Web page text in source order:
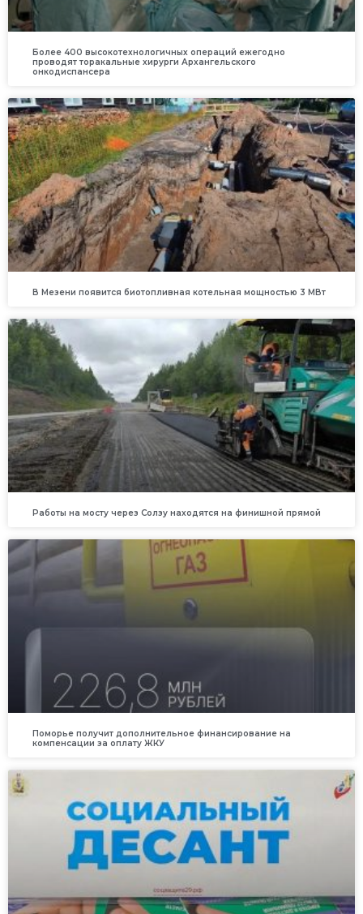
Более 400 высокотехнологичных операций ежегодно
проводят торакальные хирурги Архангельского
онкодиспансера
В Мезени появится биотопливная котельная мощностью 3 МВт
Работы на мосту через Солзу находятся на финишной прямой
Поморье получит дополнительное финансирование на
компенсации за оплату ЖКУ